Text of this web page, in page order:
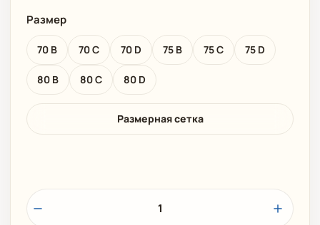
Размер
70 B 70 C 70 D 75 B 75 C 75 D
80 B 80 C 80 D
Размерная сетка
1